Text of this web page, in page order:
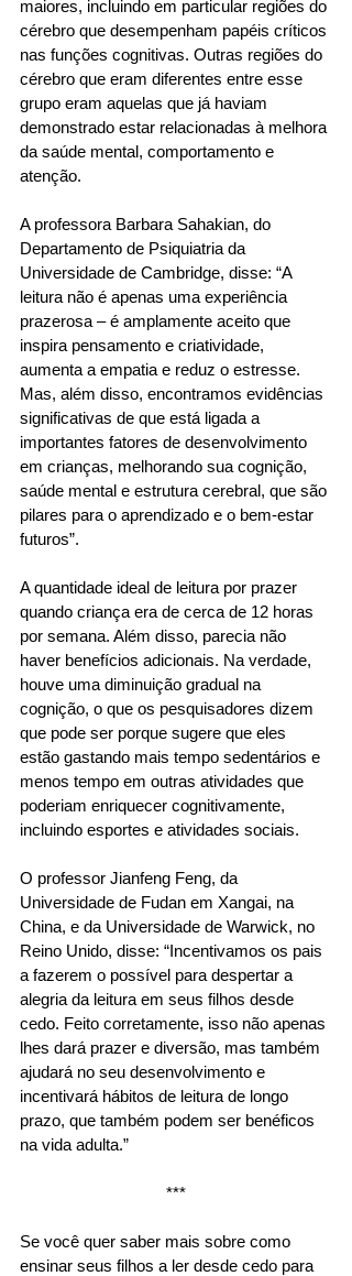
maiores, incluindo em particular regiões do
cérebro que desempenham papéis críticos
nas funções cognitivas. Outras regiões do
cérebro que eram diferentes entre esse
grupo eram aquelas que já haviam
demonstrado estar relacionadas à melhora
da saúde mental, comportamento e
atenção.
A professora Barbara Sahakian, do
Departamento de Psiquiatria da
Universidade de Cambridge, disse: “A
leitura não é apenas uma experiência
prazerosa – é amplamente aceito que
inspira pensamento e criatividade,
aumenta a empatia e reduz o estresse.
Mas, além disso, encontramos evidências
significativas de que está ligada a
importantes fatores de desenvolvimento
em crianças, melhorando sua cognição,
saúde mental e estrutura cerebral, que são
pilares para o aprendizado e o bem-estar
futuros”.
A quantidade ideal de leitura por prazer
quando criança era de cerca de 12 horas
por semana. Além disso, parecia não
haver benefícios adicionais. Na verdade,
houve uma diminuição gradual na
cognição, o que os pesquisadores dizem
que pode ser porque sugere que eles
estão gastando mais tempo sedentários e
menos tempo em outras atividades que
poderiam enriquecer cognitivamente,
incluindo esportes e atividades sociais.
O professor Jianfeng Feng, da
Universidade de Fudan em Xangai, na
China, e da Universidade de Warwick, no
Reino Unido, disse: “Incentivamos os pais
a fazerem o possível para despertar a
alegria da leitura em seus filhos desde
cedo. Feito corretamente, isso não apenas
lhes dará prazer e diversão, mas também
ajudará no seu desenvolvimento e
incentivará hábitos de leitura de longo
prazo, que também podem ser benéficos
na vida adulta.”
***
Se você quer saber mais sobre como
ensinar seus filhos a ler desde cedo para